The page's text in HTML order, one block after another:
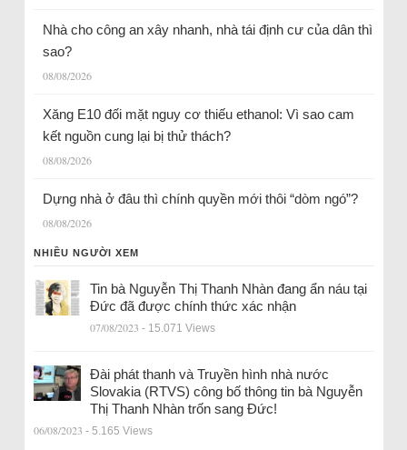
Nhà cho công an xây nhanh, nhà tái định cư của dân thì
sao?
08/08/2026
Xăng E10 đối mặt nguy cơ thiếu ethanol: Vì sao cam
kết nguồn cung lại bị thử thách?
08/08/2026
Dựng nhà ở đâu thì chính quyền mới thôi “dòm ngó”?
08/08/2026
NHIỀU NGƯỜI XEM
Tin bà Nguyễn Thị Thanh Nhàn đang ẩn náu tại
Đức đã được chính thức xác nhận
07/08/2023 - 15.071 Views
Đài phát thanh và Truyền hình nhà nước
Slovakia (RTVS) công bố thông tin bà Nguyễn
Thị Thanh Nhàn trốn sang Đức!
06/08/2023 - 5.165 Views